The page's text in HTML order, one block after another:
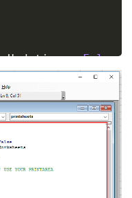
= False
” has not been